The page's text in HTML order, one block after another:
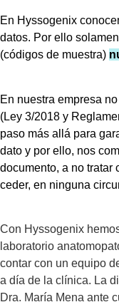
En Hyssogenix
datos. Por ello
(códigos de muestra)
En nuestra empresa
(Ley 3/2018 y
paso más allá para
dato y por ello, nos
documento, a no tratar
ceder, en ninguna
Con Hyssogenix
laboratorio
contar con un equipo
a día de la clínica. La
Dra. María Mena ante